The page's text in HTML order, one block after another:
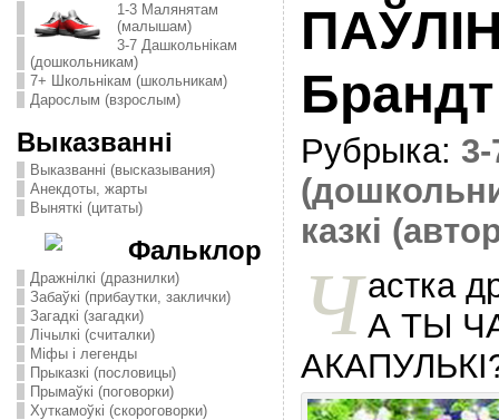
1-3 Малянятам
(малышам)
3-7 Дашкольнікам
(дошкольникам)
7+ Школьнікам (школьникам)
Дарослым (взрослым)
Выказванні
Выказванні (высказывания)
Анекдоты, жарты
Выняткі (цитаты)
Фальклор
Дражнілкі (дразнилки)
Забаўкі (прибаутки, заклички)
Загадкі (загадки)
Лічылкі (считалки)
Міфы і легенды
Прыказкі (пословицы)
Прымаўкі (поговорки)
Хуткамоўкі (скороговорки)
Брандт
Рубрыка:
казкі
Частка
А ТЫ